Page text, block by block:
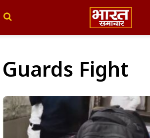
Guards Fight